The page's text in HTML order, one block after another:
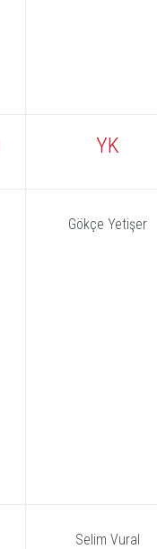
YK
Gökçe Yetişer
Selim Vural